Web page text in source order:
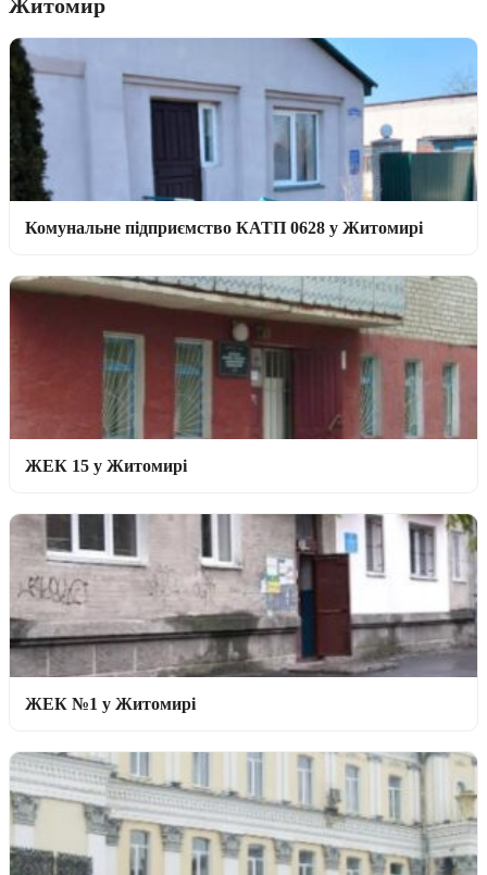
Житомир
Комунальне підприємство КАТП 0628 у Житомирі
ЖЕК 15 у Житомирі
ЖЕК №1 у Житомирі